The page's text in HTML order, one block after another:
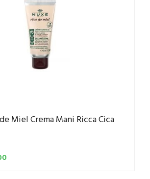
Miel Crema Mani Ricca Cica